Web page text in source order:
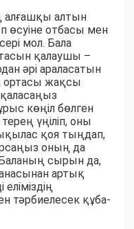
алғашқы алтын
өсуіне отбасы мен
мол. Бала
тасын қалаушы –
әрі араласатын
ортасы жақсы
көңіл бөлген
үңіліп, оны
қоя тыңдап,
оның да
сырын да,
артық
тәрбиелесек құба-